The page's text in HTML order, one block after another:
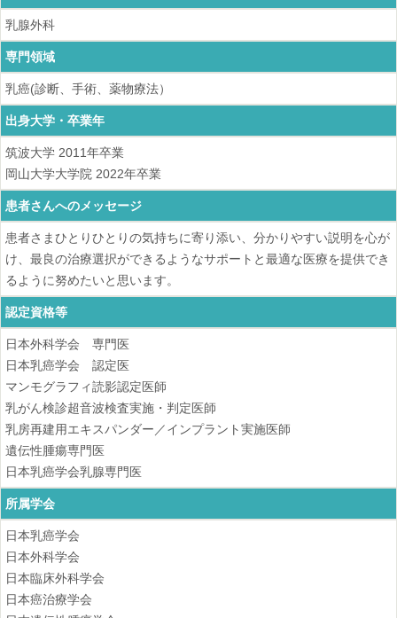
乳腺外科
専門領域
乳癌(診断、手術、薬物療法）
出身大学・卒業年
筑波大学 2011年卒業
岡山大学大学院 2022年卒業
患者さんへのメッセージ
患者さまひとりひとりの気持ちに寄り添い、分かりやすい説明を心が
け、最良の治療選択ができるようなサポートと最適な医療を提供でき
るように努めたいと思います。
認定資格等
日本外科学会 専門医
日本乳癌学会 認定医
マンモグラフィ読影認定医師
乳がん検診超音波検査実施・判定医師
乳房再建用エキスパンダー／インプラント実施医師
遺伝性腫瘍専門医
日本乳癌学会乳腺専門医
所属学会
日本乳癌学会
日本外科学会
日本臨床外科学会
日本癌治療学会